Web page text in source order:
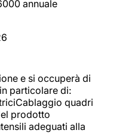
annuale
e si occuperà di
particolare di:
quadri
prodotto
adeguati alla